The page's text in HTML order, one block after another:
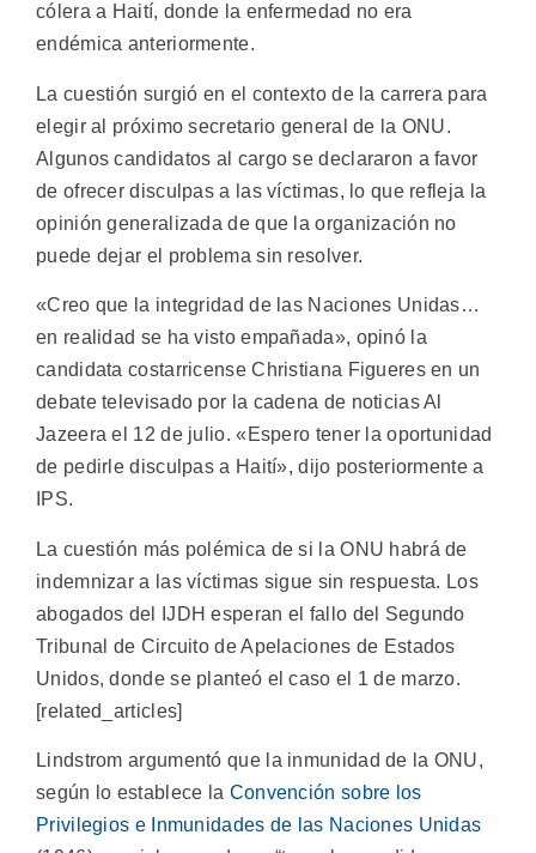
cólera a Haití, donde la enfermedad no era
endémica anteriormente.
La cuestión surgió en el contexto de la carrera para
elegir al próximo secretario general de la ONU.
Algunos candidatos al cargo se declararon a favor
de ofrecer disculpas a las víctimas, lo que refleja la
opinión generalizada de que la organización no
puede dejar el problema sin resolver.
«Creo que la integridad de las Naciones Unidas…
en realidad se ha visto empañada», opinó la
candidata costarricense Christiana Figueres en un
debate televisado por la cadena de noticias Al
Jazeera el 12 de julio. «Espero tener la oportunidad
de pedirle disculpas a Haití», dijo posteriormente a
IPS.
La cuestión más polémica de si la ONU habrá de
indemnizar a las víctimas sigue sin respuesta. Los
abogados del IJDH esperan el fallo del Segundo
Tribunal de Circuito de Apelaciones de Estados
Unidos, donde se planteó el caso el 1 de marzo.
[related_articles]
Lindstrom argumentó que la inmunidad de la ONU,
según lo establece la Convención sobre los
Privilegios e Inmunidades de las Naciones Unidas